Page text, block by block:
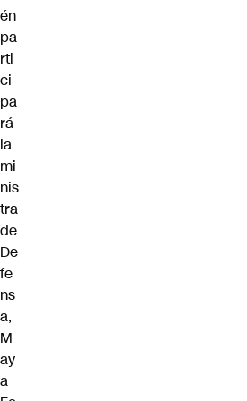
én
pa
rti
ci
pa
rá
la
mi
nis
tra
de
De
fe
ns
a,
M
ay
a